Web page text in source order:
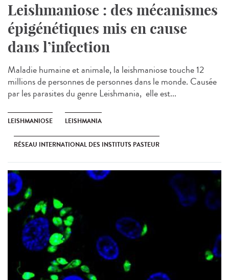
Leishmaniose : des mécanismes
épigénétiques mis en cause
dans l’infection
Maladie humaine et animale, la leishmaniose touche 12
millions de personnes de personnes dans le monde. Causée
par les parasites du genre Leishmania, elle est...
LEISHMANIOSE LEISHMANIA
RÉSEAU INTERNATIONAL DES INSTITUTS PASTEUR